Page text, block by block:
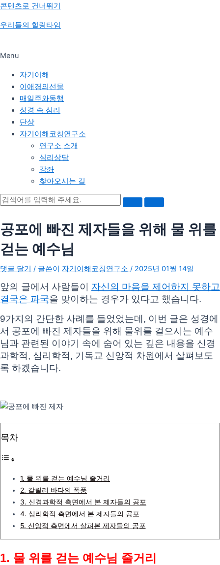
콘텐츠로 건너뛰기
우리들의 힐링타임
Menu
자기이해
이애경의선물
매일주와동행
성경 속 심리
단상
자기이해코칭연구소
연구소 소개
심리상담
강좌
찾아오시는 길
공포에 빠진 제자들을 위해 물 위를
걷는 예수님
댓글 달기 / 글쓴이 자기이해코칭연구소 / 2025년 01월 14일
앞의 글에서 사람들이 자신의 마음을 제어하지 못하고
결국은 파국을 맞이하는 경우가 있다고 했습니다.
9가지의 간단한 사례를 들었었는데, 이번 글은 성경에
서 공포에 빠진 제자들을 위해 물위를 걸으시는 예수
님과 관련된 이야기 속에 숨어 있는 깊은 내용을 신경
과학적, 심리학적, 기독교 신앙적 차원에서 살펴보도
록 하겠습니다.
목차
1. 물 위를 걷는 예수님 줄거리
2. 갈릴리 바다의 폭풍
3. 신경과학적 측면에서 본 제자들의 공포
4. 심리학적 측면에서 본 제자들의 공포
5. 신앙적 측면에서 살펴본 제자들의 공포
1. 물 위를 걷는 예수님 줄거리